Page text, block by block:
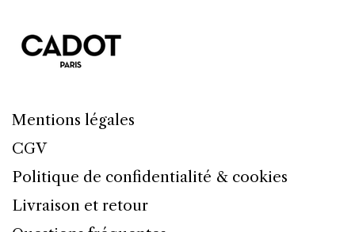
Mentions légales
CGV
Politique de confidentialité & cookies
Livraison et retour